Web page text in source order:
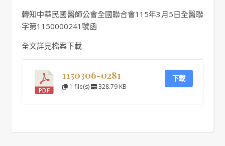
轉知中華民國醫師公會全國聯合會115年3月5日全醫聯
字第1150000241號函
全文詳見檔案下載
1150306-0281
1 file(s) 328.79 KB
下載